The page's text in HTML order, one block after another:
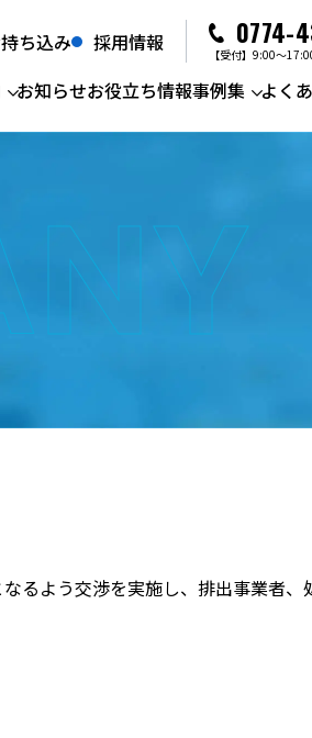
ち込み 採用情報 0774-
【受付】9:00～
廃棄物管理・環境コンサルティング
産業廃棄物中間処理設備
新関西テクニカの強み
お知らせお役立ち情報事例集
電池リサイクル
廃棄物
リストラップ
よく
るよう交渉を実施し、排出事業者、